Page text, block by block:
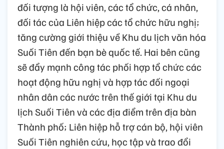
đối tượng là hội viên, các tổ chức, cá nhân,
đối tác của Liên hiệp các tổ chức hữu nghị;
tăng cường giới thiệu về Khu du lịch văn hóa
Suối Tiên đến bạn bè quốc tế. Hai bên cũng
sẽ đẩy mạnh công tác phối hợp tổ chức các
hoạt động hữu nghị và hợp tác đối ngoại
nhân dân các nước trên thế giới tại Khu du
lịch Suối Tiên và các địa điểm trên địa bàn
Thành phố; Liên hiệp hỗ trợ cán bộ, hội viên
Suối Tiên nghiên cứu, học tập và trao đổi